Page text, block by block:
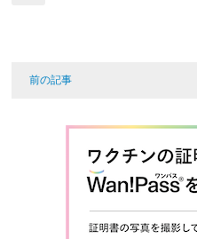
前の記事